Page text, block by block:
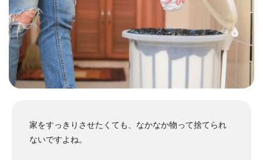
家をすっきりさせたくても、なかなか物って捨てられ
ないですよね。